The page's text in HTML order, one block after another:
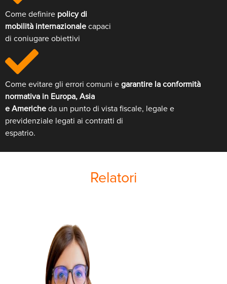
Come definire policy di
mobilità internazionale capaci
di coniugare obiettivi
Come evitare gli errori comuni e garantire la conformità
normativa in Europa, Asia
e Americhe da un punto di vista fiscale, legale e
previdenziale legati ai contratti di
espatrio.
Relatori